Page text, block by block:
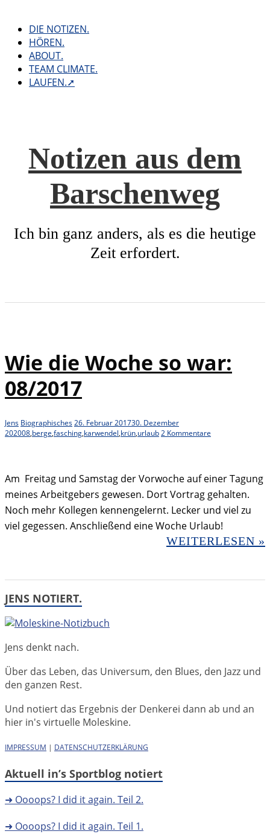
contentDIE NOTIZEN.
HÖREN.
ABOUT.
TEAM CLIMATE.
LAUFEN.➚
Notizen aus dem
Barschenweg
Ich bin ganz anders, als es die heutige
Zeit erfordert.
Wie die Woche so war:
08/2017
Jens Biographisches26. Februar 201730. Dezember
202008,berge,fasching,karwendel,krün,urlaub2 Kommentare
Am Freitag und Samstag der Vorwoche auf einer Tagung
meines Arbeitgebers gewesen. Dort Vortrag gehalten.
Noch mehr Kollegen kennengelernt. Lecker und viel zu
viel gegessen. Anschließend eine Woche Urlaub!
WEITERLESEN »
JENS NOTIERT.
Jens denkt nach.
Über das Leben, das Universum, den Blues, den Jazz und
den ganzen Rest.
Und notiert das Ergebnis der Denkerei dann ab und an
hier in's virtuelle Moleskine.
IMPRESSUM | DATENSCHUTZERKLÄRUNG
Aktuell in’s Sportblog notiert
➜ Oooops? I did it again. Teil 2.
➜ Oooops? I did it again. Teil 1.